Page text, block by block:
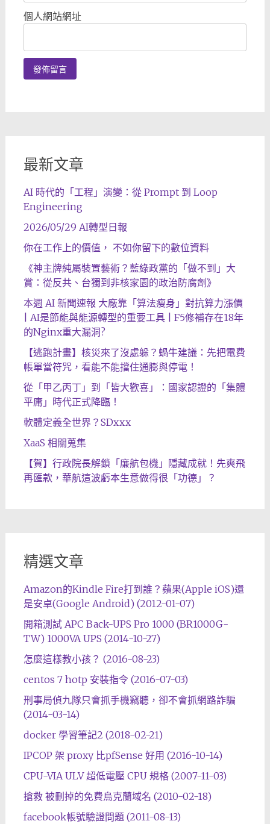
個人網站網址
最新文章
AI 時代的「工程」演變：從 Prompt 到 Loop
Engineering
2026/05/29 AI轉型日報
你在工作上的價值， 不如你留下的數位資料
《神主牌純屬裝置藝術？藍綠政黨的「做不到」大
賞：從反共、台獨到非核家園的政治防腐劑》
本週 AI 新聞速報 大廠靠「算法瘦身」對抗算力漲價
| AI是節能與能源轉型的重要工具 | F5修補存在18年
的Nginx重大漏洞?
【逃跑計畫】核災來了沒處躲？蝸牛建議：先把電費
帳單當符咒，看能不能擋住通膨與停電！
從「甲乙丙丁」到「皆大歡喜」：國家認證的「集體
平庸」時代正式降臨！
軟體定義全世界？SDxxx
XaaS 相關蒐集
【賀】行政院長解鎖「廉航包機」隱藏成就！先爽飛
再匯款，華航這波虧本生意做得很「功德」？
精選文章
Amazon的Kindle Fire打到誰？蘋果(Apple iOS)還
是安卓(Google Android) (2012-01-07)
開箱測試 APC Back-UPS Pro 1000 (BR1000G-
TW) 1000VA UPS (2014-10-27)
怎麼這樣教小孩？ (2016-08-23)
centos 7 hotp 安裝指令 (2016-07-03)
刑事局偵九隊只會抓手機竊聽，卻不會抓網路詐騙
(2014-03-14)
docker 學習筆記2 (2018-02-21)
IPCOP 架 proxy 比pfSense 好用 (2016-10-14)
CPU-VIA ULV 超低電壓 CPU 規格 (2007-11-03)
搶救 被刪掉的免費烏克蘭域名 (2010-02-18)
facebook帳號驗證問題 (2011-08-13)